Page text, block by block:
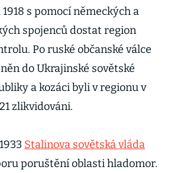
s pomocí německých a
spojenců dostat region
Po ruské občanské válce
do Ukrajinské sovětské
a kozáci byli v regionu v
zlikvidováni.
Stalinova sovětská vláda
poruštění oblasti hladomor.